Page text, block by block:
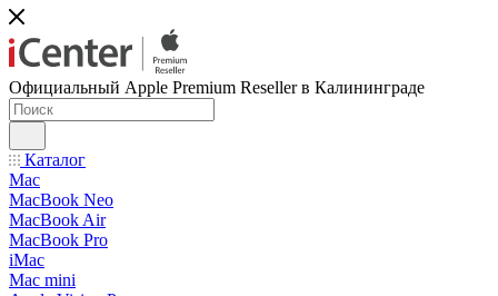
Официальный Apple Premium Reseller в Калининграде
Каталог
Mac
MacBook Neo
MacBook Air
MacBook Pro
iMac
Mac mini